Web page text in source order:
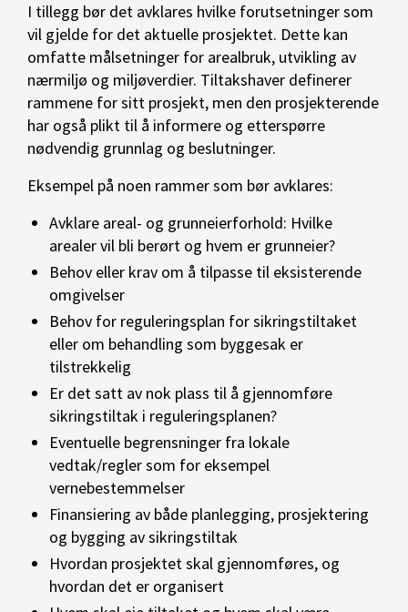
I tillegg bør det avklares hvilke forutsetninger som
vil gjelde for det aktuelle prosjektet. Dette kan
omfatte målsetninger for arealbruk, utvikling av
nærmiljø og miljøverdier. Tiltakshaver definerer
rammene for sitt prosjekt, men den prosjekterende
har også plikt til å informere og etterspørre
nødvendig grunnlag og beslutninger.
Eksempel på noen rammer som bør avklares:
Avklare areal- og grunneierforhold: Hvilke
arealer vil bli berørt og hvem er grunneier?
Behov eller krav om å tilpasse til eksisterende
omgivelser
Behov for reguleringsplan for sikringstiltaket
eller om behandling som byggesak er
tilstrekkelig
Er det satt av nok plass til å gjennomføre
sikringstiltak i reguleringsplanen?
Eventuelle begrensninger fra lokale
vedtak/regler som for eksempel
vernebestemmelser
Finansiering av både planlegging, prosjektering
og bygging av sikringstiltak
Hvordan prosjektet skal gjennomføres, og
hvordan det er organisert